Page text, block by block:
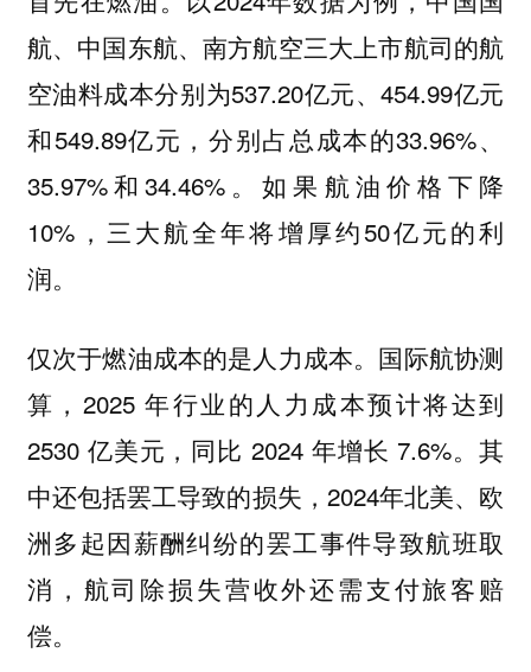
航、中国东航、南方航空三大上市航司的航
空油料成本分别为537.20亿元、454.99亿元
和549.89亿元，分别占总成本的33.96%、
35.97%和34.46%。如果航油价格下降
10%，三大航全年将增厚约50亿元的利
润。
仅次于燃油成本的是人力成本。国际航协测
算，2025 年行业的人力成本预计将达到
2530 亿美元，同比 2024 年增长 7.6%。其
中还包括罢工导致的损失，2024年北美、欧
洲多起因薪酬纠纷的罢工事件导致航班取
消，航司除损失营收外还需支付旅客赔
偿。